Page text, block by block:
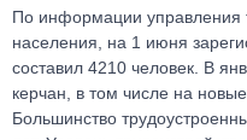
По информации управления
населения, на 1 июня
составил 4210 человек. В
керчан, в том числе на
Большинство